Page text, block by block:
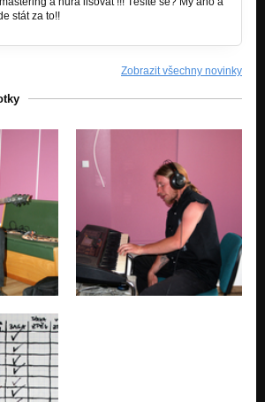
stát za to!!
Zobrazit všechny novinky